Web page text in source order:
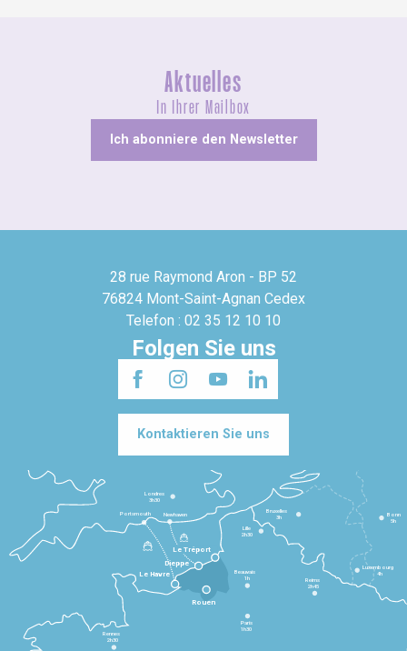
Aktuelles
In Ihrer Mailbox
Ich abonniere den Newsletter
28 rue Raymond Aron - BP 52
76824 Mont-Saint-Agnan Cedex
Telefon : 02 35 12 10 10
Folgen Sie uns
Kontaktieren Sie uns
Le Havre
Dieppe
Le Tréport
Rennes
2h30
Paris
1h30
Beauvais
1h
Reims
2h45
Lille
2h30
Bruxelles
3h
Londres
3h30
Newhaven
Portsmouth
Bonn
5h
Luxembourg
4h
Rouen